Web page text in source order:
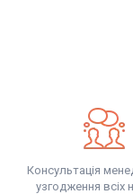
Консультація
узгодження всіх